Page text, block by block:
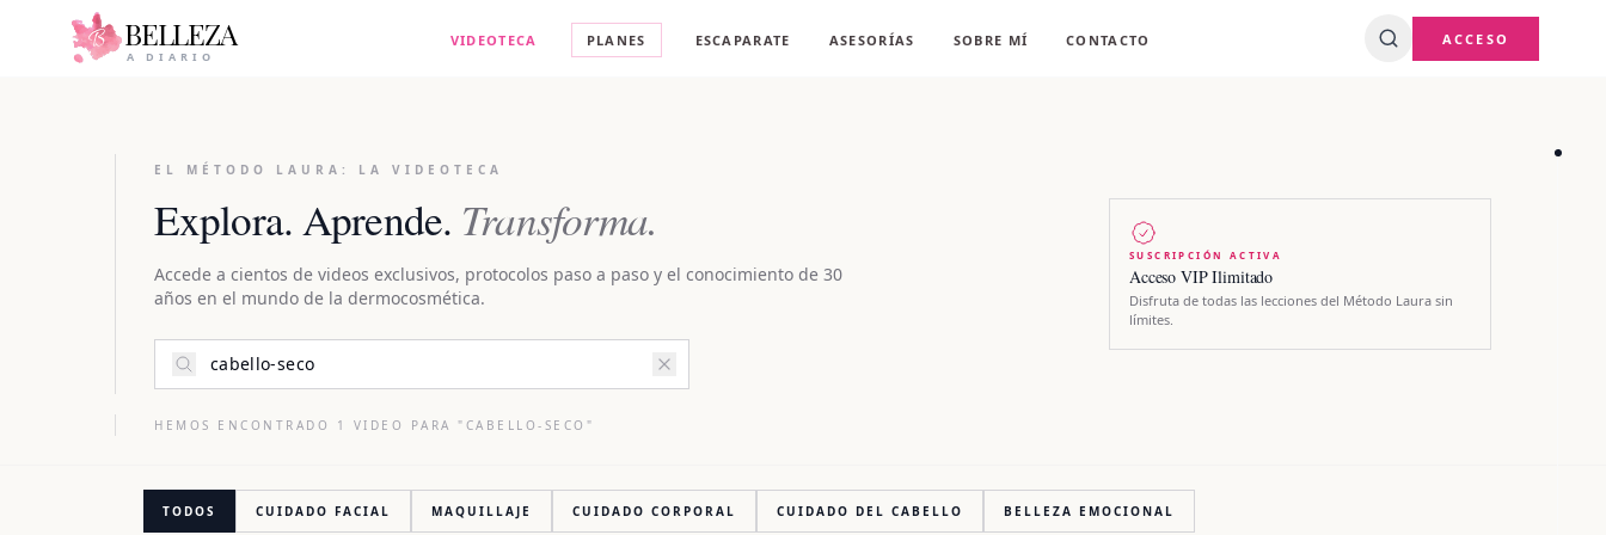
BELLEZA
A DIARIO
VIDEOTECA PLANES ESCAPARATE ASESORÍAS SOBRE MÍ CONTACTO ACCESO
EL MÉTODO LAURA: LA VIDEOTECA
Explora. Aprende. Transforma.
Accede a cientos de videos exclusivos, protocolos paso a paso y el conocimiento de 30
años en el mundo de la dermocosmética.
SUSCRIPCIÓN ACTIVA
Acceso VIP Ilimitado
Disfruta de todas las lecciones del Método Laura sin
límites.
HEMOS ENCONTRADO 1 VIDEO PARA " CABELLO-SECO "
TODOS CUIDADO FACIAL MAQUILLAJE CUIDADO CORPORAL CUIDADO DEL CABELLO BELLEZA EMOCIONAL